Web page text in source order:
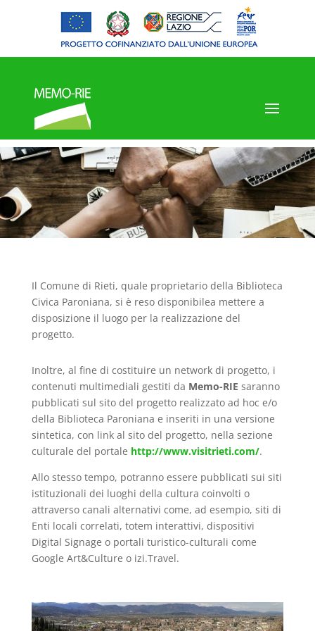
Il Comune di Rieti, quale proprietario della Biblioteca
Civica Paroniana, si è reso disponibilea mettere a
disposizione il luogo per la realizzazione del
progetto.
Inoltre, al fine di costituire un network di progetto, i
contenuti multimediali gestiti da Memo-RIE saranno
pubblicati sul sito del progetto realizzato ad hoc e/o
della Biblioteca Paroniana e inseriti in una versione
sintetica, con link al sito del progetto, nella sezione
culturale del portale http://www.visitrieti.com/.
Allo stesso tempo, potranno essere pubblicati sui siti
istituzionali dei luoghi della cultura coinvolti o
attraverso canali alternativi come, ad esempio, siti di
Enti locali correlati, totem interattivi, dispositivi
Digital Signage o portali turistico-culturali come
Google Art&Culture o izi.Travel.